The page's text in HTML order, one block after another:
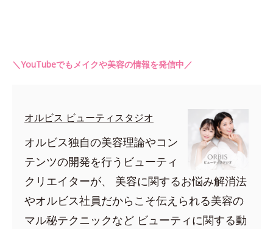
＼YouTubeでもメイクや美容の情報を発信中／
オルビス ビューティスタジオ
オルビス独自の美容理論やコン
テンツの開発を行うビューティ
クリエイターが、 美容に関するお悩み解消法
やオルビス社員だからこそ伝えられる美容の
マル秘テクニックなど ビューティに関する動